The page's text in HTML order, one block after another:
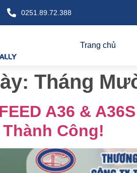
0251.89.72.388
Trang chủ
Tháng
A36 &
Công!